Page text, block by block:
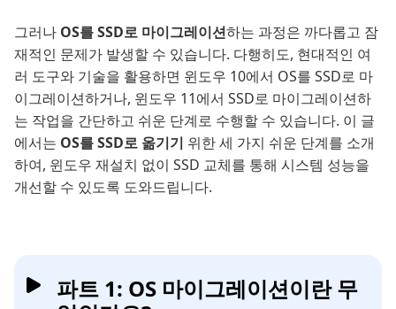
그러나 OS를 SSD로 마이그레이션하는 과정은 까다롭고 잠
재적인 문제가 발생할 수 있습니다. 다행히도, 현대적인 여
러 도구와 기술을 활용하면 윈도우 10에서 OS를 SSD로 마
이그레이션하거나, 윈도우 11에서 SSD로 마이그레이션하
는 작업을 간단하고 쉬운 단계로 수행할 수 있습니다. 이 글
에서는 OS를 SSD로 옮기기 위한 세 가지 쉬운 단계를 소개
하여, 윈도우 재설치 없이 SSD 교체를 통해 시스템 성능을
개선할 수 있도록 도와드립니다.
파트 1: OS 마이그레이션이란 무